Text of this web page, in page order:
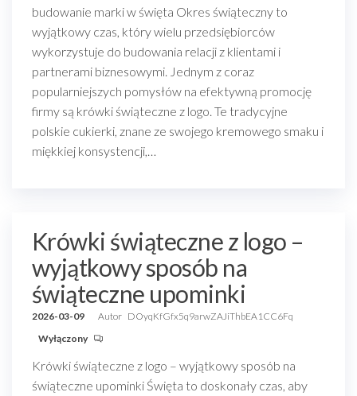
budowanie marki w święta Okres świąteczny to
wyjątkowy czas, który wielu przedsiębiorców
wykorzystuje do budowania relacji z klientami i
partnerami biznesowymi. Jednym z coraz
popularniejszych pomysłów na efektywną promocję
firmy są krówki świąteczne z logo. Te tradycyjne
polskie cukierki, znane ze swojego kremowego smaku i
miękkiej konsystencji,…
Krówki świąteczne z logo –
wyjątkowy sposób na
świąteczne upominki
2026-03-09 Autor DOyqKfGfx5q9arwZAJiThbEA1CC6Fq
Wyłączony
Krówki świąteczne z logo – wyjątkowy sposób na
świąteczne upominki Święta to doskonały czas, aby